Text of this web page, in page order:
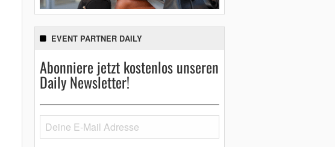
EVENT PARTNER DAILY
Abonniere jetzt kostenlos unseren
Daily Newsletter!